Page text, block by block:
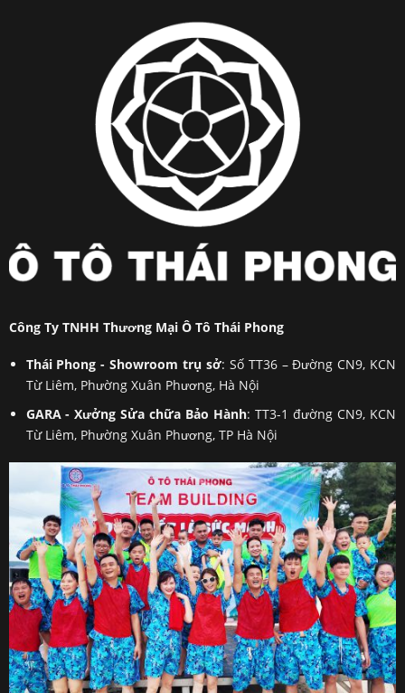
Công Ty TNHH Thương Mại Ô Tô Thái Phong
Thái Phong - Showroom trụ sở: Số TT36 – Đường CN9, KCN
Từ Liêm, Phường Xuân Phương, Hà Nội
GARA - Xưởng Sửa chữa Bảo Hành: TT3-1 đường CN9, KCN
Từ Liêm, Phường Xuân Phương, TP Hà Nội